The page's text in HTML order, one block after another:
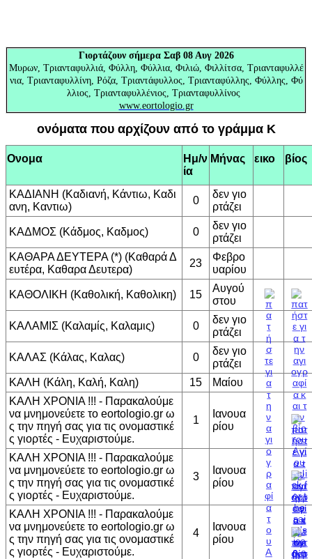
Γιορτάζουν σήμερα Σαβ 08 Αυγ 2026
Μυρων, Τριανταφυλλιά, Φύλλη, Φύλλια, Φιλιώ, Φιλλίτσα, Τριανταφυλλέ
νια, Τριανταφυλλίνη, Ρόζα, Τριαντάφυλλος, Τριανταφύλλης, Φύλλης, Φύ
λλιος, Τριανταφυλλένιος, Τριανταφυλλίνος
www.eortologio.gr
ονόματα που αρχίζουν από το γράμμα Κ
Ονομα
Ημ/ν
ία
Μήνας εικο βίος
ΚΑΔΙΑΝΗ (Καδιανή, Κάντιω, Καδι
ανη, Καντιω)
0
δεν γιο
ρτάζει
ΚΑΔΜΟΣ (Κάδμος, Καδμος) 0
δεν γιο
ρτάζει
ΚΑΘΑΡΑ ΔΕΥΤΕΡΑ (*) (Καθαρά Δ
ευτέρα, Καθαρα Δευτερα)
23
Φεβρο
υαρίου
ΚΑΘΟΛΙΚΗ (Καθολική, Καθολικη) 15
Αυγού
στου
ΚΑΛΑΜΙΣ (Καλαμίς, Καλαμις) 0
δεν γιο
ρτάζει
ΚΑΛΑΣ (Κάλας, Καλας) 0
δεν γιο
ρτάζει
ΚΑΛΗ (Κάλη, Καλή, Καλη)
15
Μαίου
ΚΑΛΗ ΧΡΟΝΙΑ !!! - Παρακαλούμε
να μνημονεύετε το eortologio.gr ω
ς την πηγή σας για τις ονομαστικέ
ς γιορτές - Ευχαριστούμε.
1
Ιανουα
ρίου
ΚΑΛΗ ΧΡΟΝΙΑ !!! - Παρακαλούμε
να μνημονεύετε το eortologio.gr ω
ς την πηγή σας για τις ονομαστικέ
ς γιορτές - Ευχαριστούμε.
3
Ιανουα
ρίου
ΚΑΛΗ ΧΡΟΝΙΑ !!! - Παρακαλούμε
να μνημονεύετε το eortologio.gr ω
ς την πηγή σας για τις ονομαστικέ
ς γιορτές - Ευχαριστούμε.
4
Ιανουα
ρίου